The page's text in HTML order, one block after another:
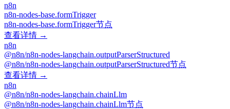
n8n
n8n-nodes-base.formTrigger
n8n-nodes-base.formTrigger节点
查看详情 →
n8n
@n8n/n8n-nodes-langchain.outputParserStructured
@n8n/n8n-nodes-langchain.outputParserStructured节点
查看详情 →
n8n
@n8n/n8n-nodes-langchain.chainLlm
@n8n/n8n-nodes-langchain.chainLlm节点